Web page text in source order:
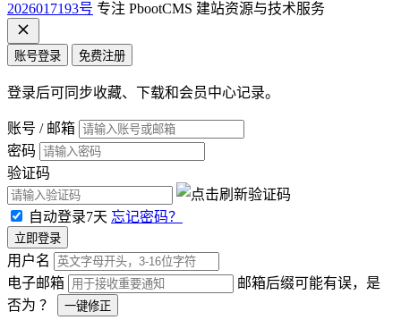
2026017193号 专注 PbootCMS 建站资源与技术服务
账号登录 免费注册
登录后可同步收藏、下载和会员中心记录。
账号 / 邮箱
密码
验证码
自动登录7天 忘记密码？
立即登录
用户名
电子邮箱
邮箱后缀可能有误，是
否为 ？ 一键修正